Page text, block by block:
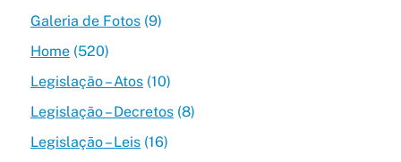
Galeria de Fotos(9)
Home(520)
Legislação – Atos(10)
Legislação – Decretos(8)
Legislação – Leis(16)